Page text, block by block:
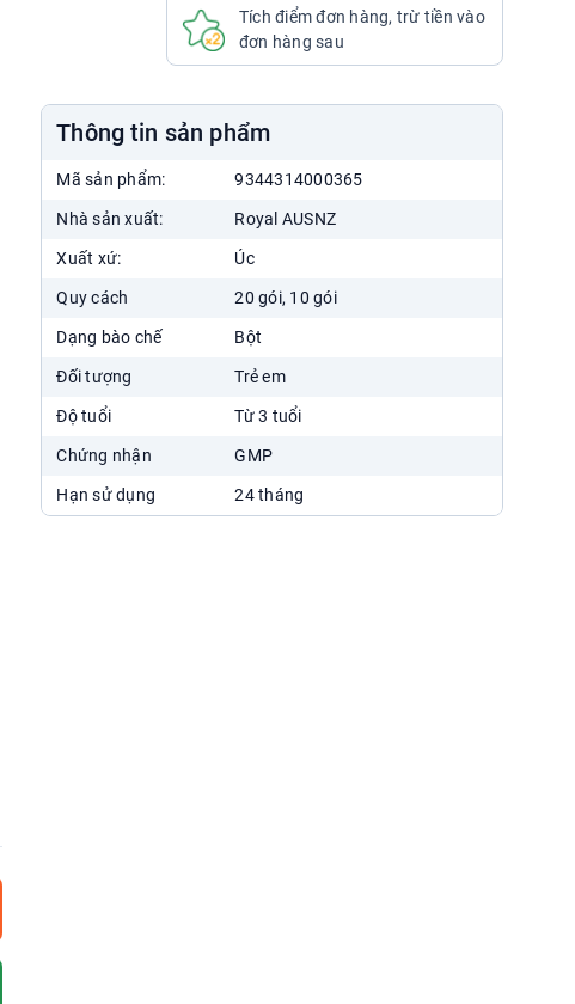
Chat Zalo
Xem chỉ đường
29 Bạch Mai, Cầu Dền, Hai Bà
Trưng
Chat Zalo
Xem chỉ đường
Nhà Thuốc Phương Chính Nguyễn Du
Trưng
024.7300.3333
7:00 - 22:00
Nhà Thuốc Phương Chính Times City
Tích điểm đơn hàng, trừ tiền vào
đơn hàng sau
Thông tin sản phẩm
Mã sản phẩm: 9344314000365
Nhà sản xuất: Royal AUSNZ
Xuất xứ: Úc
Quy cách 20 gói, 10 gói
Dạng bào chế Bột
Đối tượng Trẻ em
Độ tuổi Từ 3 tuổi
Chứng nhận GMP
Hạn sử dụng 24 tháng